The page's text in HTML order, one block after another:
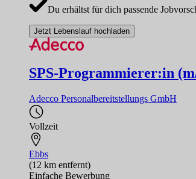
Du erhältst für dich passende
Jetzt Lebenslauf hochladen
SPS-Programmierer:in
Adecco Personalbereitstellungs GmbH
Vollzeit
Ebbs
(12 km entfernt)
Einfache Bewerbung